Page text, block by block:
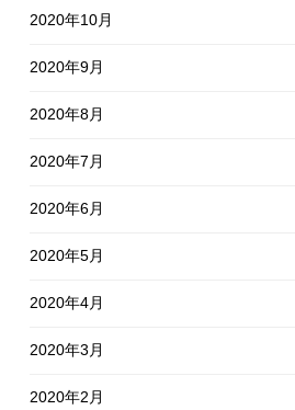
2020年10月
2020年9月
2020年8月
2020年7月
2020年6月
2020年5月
2020年4月
2020年3月
2020年2月